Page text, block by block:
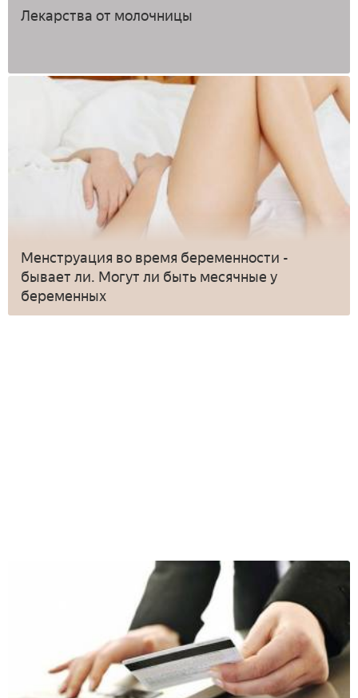
Лекарства от молочницы
Менструация во время беременности -
бывает ли. Могут ли быть месячные у
беременных